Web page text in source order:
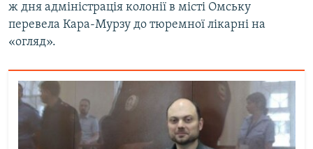
ж дня адміністрація колонії в місті Омську
перевела Кара-Мурзу до тюремної лікарні на
«огляд».